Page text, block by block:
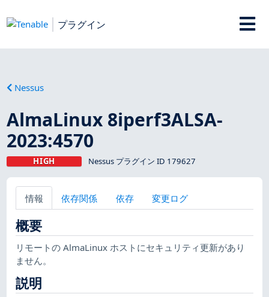
プラグイン
Nessus
AlmaLinux 8iperf3ALSA-
2023:4570
HIGH Nessus プラグイン ID 179627
情報 依存関係 依存 変更ログ
概要
リモートの AlmaLinux ホストにセキュリティ更新があり
ません。
説明